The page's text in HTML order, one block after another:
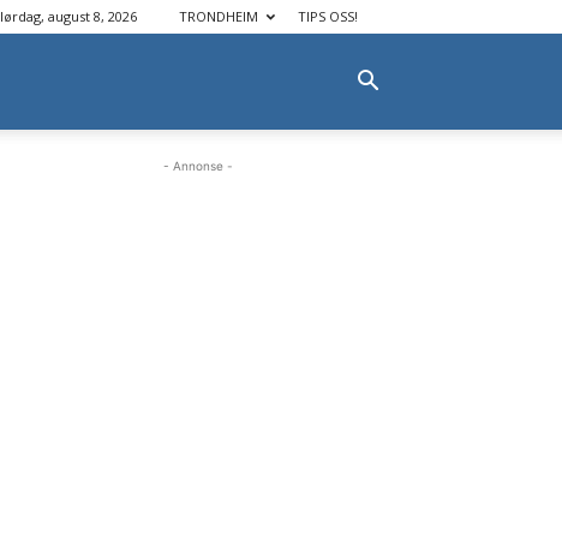
lørdag, august 8, 2026 TRONDHEIM TIPS OSS!
- Annonse -